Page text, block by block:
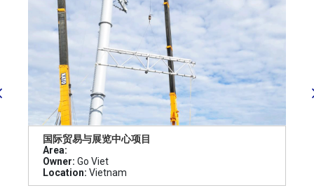
国际贸易与展览中心项目
Area:
Owner: Go Viet
Location: Vietnam